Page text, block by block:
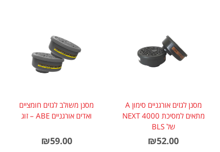
מסנן לגזים אורגניים סימון A
מתאים למסיכת 4000 NEXT
של BLS
₪52.00
מסנן משולב לגזים חומציים
ואדים אורגניים ABE – זוג
₪59.00